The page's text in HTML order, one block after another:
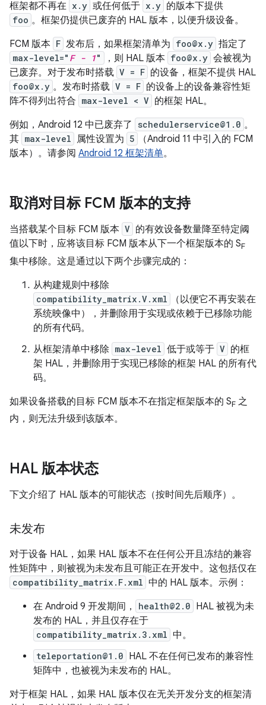
框架都不再在 x.y 或任何低于 x.y 的版本下提供
foo 。框架仍提供已废弃的 HAL 版本，以便升级设备。
FCM 版本 F 发布后，如果框架清单为 foo@x.y 指定了
max-level=" F - 1" ，则 HAL 版本 foo@x.y 会被视为
已废弃。对于发布时搭载 V = F 的设备，框架不提供 HAL
foo@x.y 。发布时搭载 V = F 的设备上的设备兼容性矩
阵不得列出符合 max-level < V 的框架 HAL。
例如，Android 12 中已废弃了
schedulerservice@1.0 。
其 max-level 属性设置为 5
（Android 11 中引入的 FCM
版本）。请参阅 Android 12 框架清单。
取消对目标 FCM 版本的支持
当搭载某个目标 FCM 版本 V 的有效设备数量降至特定阈
值以下时，应将该目标 FCM 版本从下一个框架版本的 SF
集中移除。这是通过以下两个步骤完成的：
从构建规则中移除
compatibility_matrix.V.xml
（以便它不再安装在
系统映像中），并删除用于实现或依赖于已移除功能
的所有代码。
从框架清单中移除 max-level 低于或等于 V 的框
架 HAL，并删除用于实现已移除的框架 HAL 的所有代
码。
如果设备搭载的目标 FCM 版本不在指定框架版本的 SF 之
内，则无法升级到该版本。
HAL 版本状态
下文介绍了 HAL 版本的可能状态（按时间先后顺序）。
未发布
对于设备 HAL，如果 HAL 版本不在任何公开且冻结的兼容
性矩阵中，则被视为未发布且可能正在开发中。这包括仅在
compatibility_matrix.F.xml 中的 HAL 版本。示例：
在 Android 9 开发期间，
health@2.0 HAL 被视为未
发布的 HAL，并且仅存在于
compatibility_matrix.3.xml 中。
teleportation@1.0 HAL 不在任何已发布的兼容性
矩阵中，也被视为未发布的 HAL。
对于框架 HAL，如果 HAL 版本仅在无关开发分支的框架清